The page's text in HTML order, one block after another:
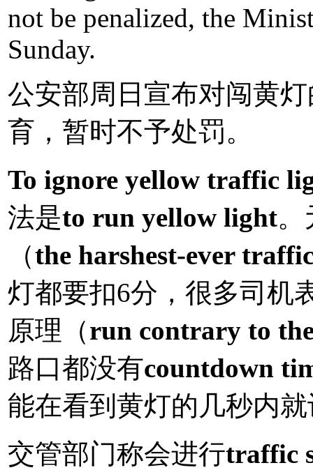
not be penalized, the
Sunday.
公安部周日宣布对闯黄
育，暂时不予处罚。
To ignore yellow traffic
法是to run yellow light。
（the harshest-ever
灯都要扣6分，很多司机
原理（run contrary to
路口都没有countdown
能在看到黄灯的几秒内
交管部门称会进行traffic